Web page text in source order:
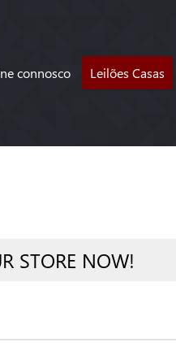
connosco Leilões Casas
STORE NOW!